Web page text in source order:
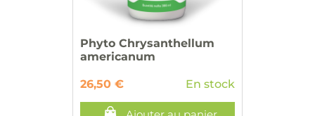
Phyto Chrysanthellum
americanum
26,50 € En stock